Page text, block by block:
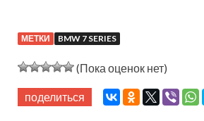
МЕТКИ BMW 7 SERIES
(Пока оценок нет)
поделиться